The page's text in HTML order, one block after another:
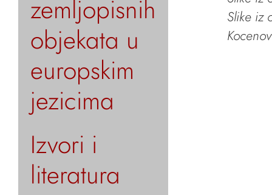
zemljopisnih
objekata u
europskim
jezicima
Izvori i
literatura
Slike iz